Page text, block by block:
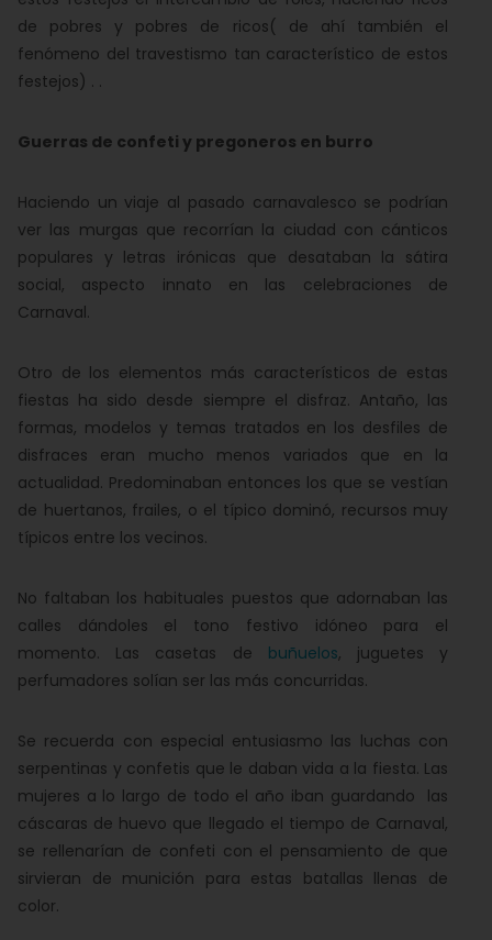
de pobres y pobres de ricos( de ahí también el
fenómeno del travestismo tan característico de estos
festejos) . .
Guerras de confeti y pregoneros en burro
Haciendo un viaje al pasado carnavalesco se podrían
ver las murgas que recorrían la ciudad con cánticos
populares y letras irónicas que desataban la sátira
social, aspecto innato en las celebraciones de
Carnaval.
Otro de los elementos más característicos de estas
fiestas ha sido desde siempre el disfraz. Antaño, las
formas, modelos y temas tratados en los desfiles de
disfraces eran mucho menos variados que en la
actualidad. Predominaban entonces los que se vestían
de huertanos, frailes, o el típico dominó, recursos muy
típicos entre los vecinos.
No faltaban los habituales puestos que adornaban las
calles dándoles el tono festivo idóneo para el
momento. Las casetas de buñuelos, juguetes y
perfumadores solían ser las más concurridas.
Se recuerda con especial entusiasmo las luchas con
serpentinas y confetis que le daban vida a la fiesta. Las
mujeres a lo largo de todo el año iban guardando las
cáscaras de huevo que llegado el tiempo de Carnaval,
se rellenarían de confeti con el pensamiento de que
sirvieran de munición para estas batallas llenas de
color.